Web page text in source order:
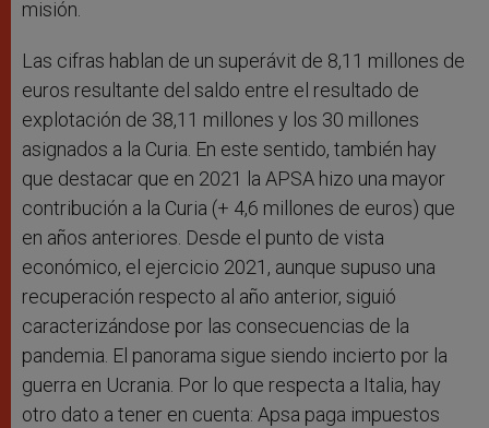
misión.
Las cifras hablan de un superávit de 8,11 millones de
euros resultante del saldo entre el resultado de
explotación de 38,11 millones y los 30 millones
asignados a la Curia. En este sentido, también hay
que destacar que en 2021 la APSA hizo una mayor
contribución a la Curia (+ 4,6 millones de euros) que
en años anteriores. Desde el punto de vista
económico, el ejercicio 2021, aunque supuso una
recuperación respecto al año anterior, siguió
caracterizándose por las consecuencias de la
pandemia. El panorama sigue siendo incierto por la
guerra en Ucrania. Por lo que respecta a Italia, hay
otro dato a tener en cuenta: Apsa paga impuestos